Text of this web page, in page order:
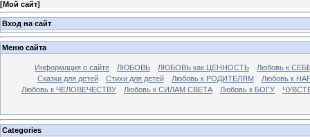
[Мой сайт]
Вход на сайт
Меню сайта
Информация о сайте ЛЮБОВЬ ЛЮБОВЬ как ЦЕННОСТЬ
Любовь к
Сказки для детей
Стихи для детей Любовь к РОДИТЕЛЯМ
Любовь к
Любовь к ЧЕЛОВЕЧЕСТВУ
Любовь к СИЛАМ СВЕТА Любовь к БОГУ
Categories